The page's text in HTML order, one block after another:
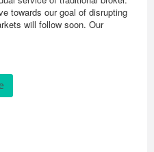
towards our goal of disrupting
will follow soon. Our